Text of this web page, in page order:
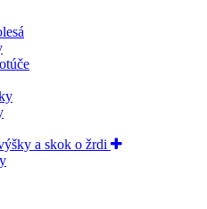
a skok o žrdi